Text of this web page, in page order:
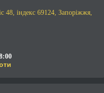
48, індекс 69124, Запоріжжя,